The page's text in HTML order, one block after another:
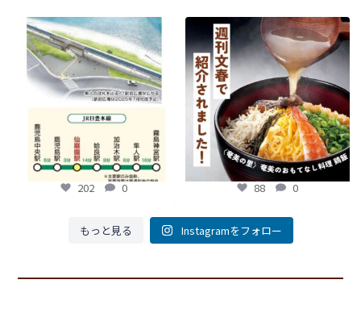
【鹿児島観光トピックス】〜鹿児島中
央駅から約8分!! 「仙巌園駅」誕生〜
...
202 0
202 0
【fromよかガイド】～かごかご . jpか
らのお知らせ ～
...
88 0
88 0
もっと見る Instagramをフォロー